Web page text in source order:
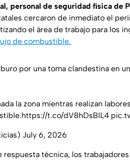
personal de seguridad física de
cercaron de inmediato el
el área de trabajo para los
de combustible.
por una toma clandestina en
la zona mientras realizan
https://t.co/dV8hDsBlL4
July 6, 2026
técnica, los